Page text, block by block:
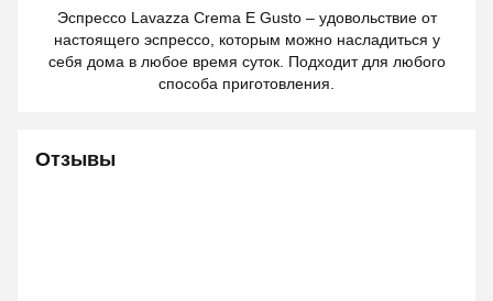
Эспрессо Lavazza Crema E Gusto – удовольствие от
настоящего эспрессо, которым можно насладиться у
себя дома в любое время суток. Подходит для любого
способа приготовления.
Отзывы